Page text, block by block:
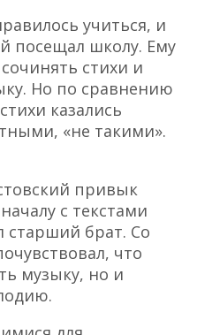
учиться, и
посещал школу. Ему
стихи и
Но по сравнению
казались
«не такими».
привык
с текстами
старший брат. Со
что
музыку, но и